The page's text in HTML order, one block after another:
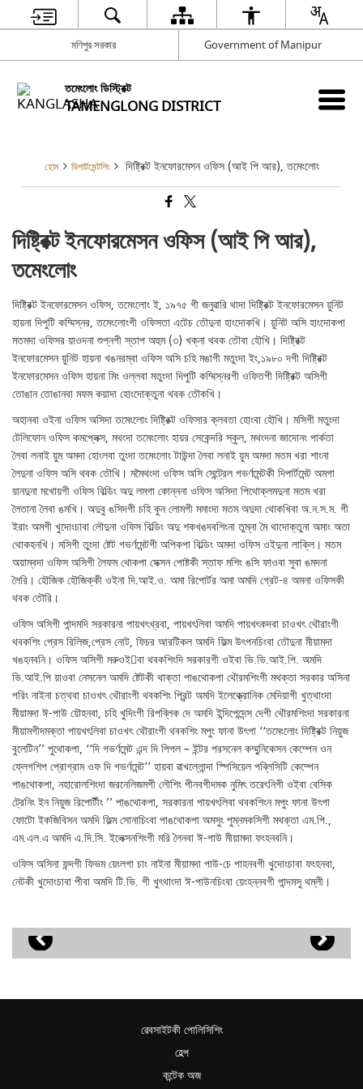
মণিপুর সরকার Government of Manipur
তমেংলোং ডিস্ট্রিক্ট
TAMENGLONG DISTRICT
হোম ডিপার্টমেন্টশিং দিষ্ট্রিক্ট ইনফোরমেসন ওফিস (আই পি আর), তমেংলোং
দিষ্ট্রিক্ট ইনফোরমেসন ওফিস (আই পি আর),
তমেংলোং
দিষ্ট্রিক্ট ইনফোরমেসন ওফিস, তমেংলোং ই, ১৯৭৫ গী জনুৱারি থাদা দিষ্ট্রিক্ট ইনফোরমেসন য়ুনিট
হায়না দিপুটি কম্মিস্নর, তমেংলোংগী ওফিসতা এটেচ তৌদুনা হাংদোকখি। য়ুনিট অসি হাংদোকপা
মতমদা ওফিসর য়াওদনা শুপ্নগী স্তাপ অহুম (৩) খক্না থবক তৌবা হৌখি। দিষ্ট্রিক্ট
ইনফোরমেসন য়ুনিট হায়না খঙনরম্বা ওফিস অসি চহি মঙাগী মতুংদা ইং,১৯৮০ দগী দিষ্ট্রিক্ট
ইনফোরমেসন ওফিস হায়না মিং ওল্লবা মতুংদা দিপুটি কম্মিস্নরগী ওফিতগী দিষ্ট্রিক্ট অসিগী
তোঙান তোঙানবা মফম কয়াদা হোংদোক্তুনা থবক তৌকখি।
অহানবা ওইনা ওফিস অসিদা তমেংলোং দিষ্ট্রিক্ট ওফিসার ক্লবতা হোংবা হৌখি। মসিগী মতুংদা
টেলিফোন ওফিস কমপ্লেক্স, মথংদা তমেংলোং হায়র সেকেন্দরি স্কুল, মথংদনা জাদোনং পার্কতা
লৈবা লনাই য়ুম অমদা হোংলবা তুংদা তমেংলোং টাউন্দা লৈবা লনাই য়ুম অমদা মতম খরা শাংনা
লৈদুনা ওফিস অসি থবক তৌখি। মমৈথংদা ওফিস অসি সেন্ট্রেল গভর্ণমেন্টকী দিপার্টমেন্ট অমগা
য়ানদুনা মখোয়গী ওফিস বিল্ডিং অদু লমগা কোন্ননা ওফিস অসিদা পিথোক্লমদুনা মতম খরা
লৈতানা লৈবা ঙমখি। অদুবু ঙসিদগী চহি কুন লোমগী মমাংদা মতম অদুদা থোকখিবা অ.ন.স.ম. গী
ইরাং অমগী খুদোংচাবা লৌদুনা ওফিস বিল্ডিং অদু শকখঙদবশিংনা তুম্না মৈ থাদোক্তুনা অমাং অতা
থোকহনখি। মসিগী তুংদা ষ্টেট গভর্ণমেন্টগী অপিকপা বিল্ডিং অমদা ওফিস ওইদুনা লাক্লি। মতম
অয়াম্বদা ওফিস অসিগী লৈফম থোকপা সেক্সন পোষ্টকী স্তাফ মশিং ঙসি ফাওবা সুবা ঙমদনা
লৈরি। হৌজিক হৌজিক্কী ওইনা দি.আই.ও. অমা রিপোর্টর অমা অমদি গ্রেট-৪ অমনা ওফিসকী
থবক তৌরি।
ওফিস অসিগী পান্দমদি সরকারনা পায়খৎখ্রবা, পায়খৎলিবা অমদি পায়খৎকদবা চাওখৎ থৌরাংগী
থবকশিং প্রেস রিলিজ,প্রেস নোট, ফিচর আরটিকল অমদি ফিল্ম উৎপনচিংবা তৌদুনা মীয়ামদা
খঙহনবনি। ওফিস অসিগী মরুওই￿বা থবকশিংদি সরকারগী ওইবা ভি.ভি.আই.পি. অমদি
ভি.আই.পি য়াওবা নেসনেল অমদি ষ্টেটকী থাক্তা পাঙথোকপা থৌরমশিংগী মথক্তা সরকার অসিনা
পরিং নাইনা চত্থবা চাওখৎ থৌরাংগী থবকশিং প্রিন্ট অমদি ইলেক্ত্রোনিক মেদিয়াগী খুত্থাংদা
মীয়ামদা ঈ-পাউ য়ৌহনবা, চহি খুদিংগী রিপব্লিক দে অমদি ইন্দিপেন্দেন্স দেগী থৌরমশিংদা সরকারনা
মীয়ামগীদমক্তা পায়খৎলিবা চাওখৎ থৌরাংগী থবকশিং মপুং ফানা উৎপা ‘‘তমেংলোং দিষ্ট্রিক্ট নিয়ুজ
বুলেটিন’’ পুথোকপা, ‘‘দি গভর্ণমেন্ট এন্দ দি পিপল – ইন্টর পরসনেল কম্মু্নিকেসন কেম্পেন ওন
ফ্লেগশিপ প্রোগ্রাম ওফ দি গভর্ণমেন্ট’’ হায়বা ৱাখল্লোন্দা স্পিসিয়েল পব্লিসিটি কেম্পেন
পাঙথোকপা, নহারোলশিংদা জরনেলিজমগী লৌশিং পীনবগীদমক নুমিৎ তরেৎনিগী ওইবা বেসিক
ট্রেনিং ইন নিয়ুজ রিপোর্টীং ’’ পাঙথোকপা, সরকারনা পায়খৎলিবা থবকশিংন মপুং ফানা উৎপা
ফোটো ইকজিবিসন অমদি ফিল্ম সোনাচিংবা পাঙথোকপা অমসুং পুম্নমকসিগী মথক্তা এম.পি.,
এম.এল.এ অমদি এ.দি.সি. ইলেক্সনশিংগী মরি লৈনবা ঈ-পাউ মীয়ামদা ফংহনবনি।
ওফিস অসিনা ফন্দগী ফিভম য়েংলগা চাং নাইনা মীয়ামদা পাউ-চে পাহনবগী খুদোংচাবা ফংহনবা,
নেটকী খুদোংচাবা পীবা অমদি টি.ভি. গী খুৎথাংদা ঈ-পাউনচিংবা য়েংহন্নবগী পান্দমসু থম্লী।
ৱেবসাইটকী পোলিসিশিং
হেল্প
কন্টেক অজ